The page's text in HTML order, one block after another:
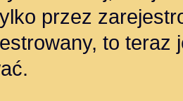
przez
to teraz